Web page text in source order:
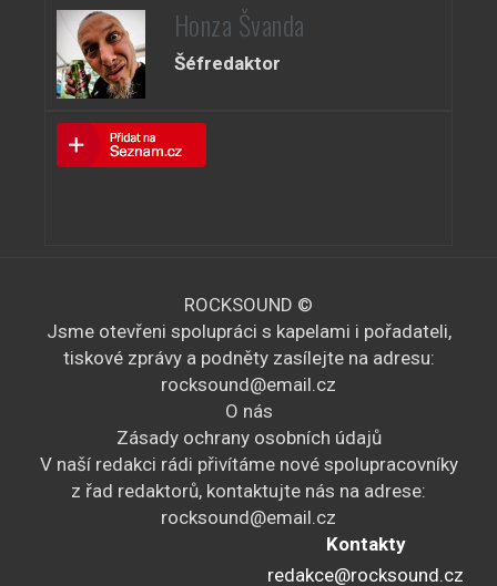
Honza Švanda
Šéfredaktor
ROCKSOUND ©
Jsme otevřeni spolupráci s kapelami i pořadateli,
tiskové zprávy a podněty zasílejte na adresu:
rocksound@email.cz
O nás
Zásady ochrany osobních údajů
V naší redakci rádi přivítáme nové spolupracovníky
z řad redaktorů, kontaktujte nás na adrese:
rocksound@email.cz
Kontakty
redakce@rocksound.cz